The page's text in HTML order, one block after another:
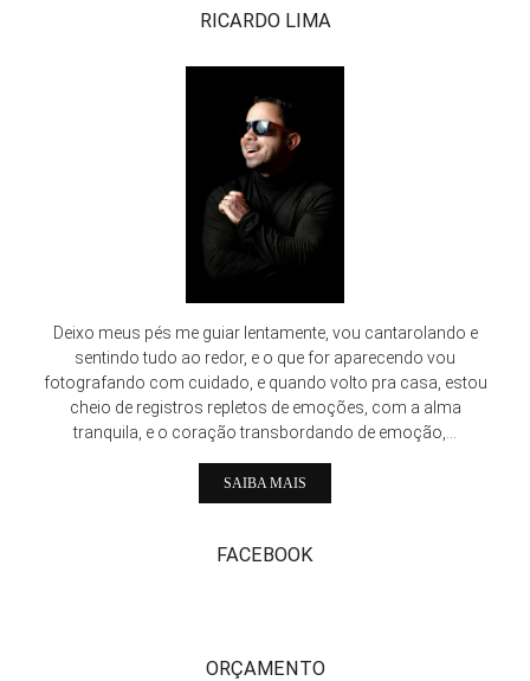
RICARDO LIMA
Deixo meus pés me guiar lentamente, vou cantarolando e
sentindo tudo ao redor, e o que for aparecendo vou
fotografando com cuidado, e quando volto pra casa, estou
cheio de registros repletos de emoções, com a alma
tranquila, e o coração transbordando de emoção,...
SAIBA MAIS
FACEBOOK
ORÇAMENTO